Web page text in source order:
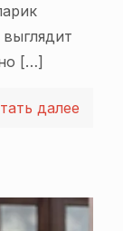
[…]
далее